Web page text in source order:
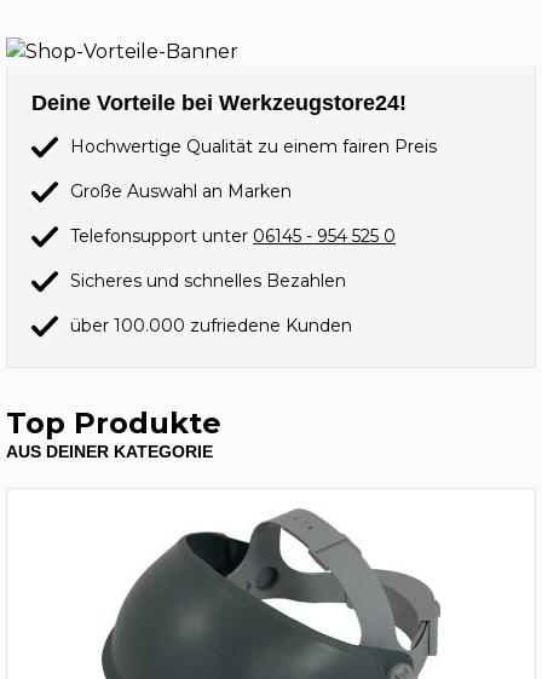
Deine Vorteile bei Werkzeugstore24!
Hochwertige Qualität zu einem fairen Preis
Große Auswahl an Marken
Telefonsupport unter 06145 - 954 525 0
Sicheres und schnelles Bezahlen
über 100.000 zufriedene Kunden
Top Produkte
AUS DEINER KATEGORIE